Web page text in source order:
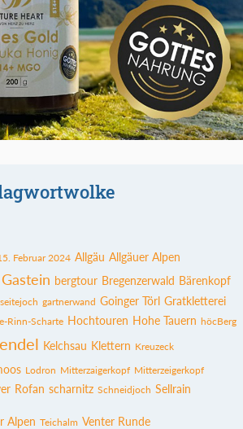
Februar 2024 Allgäu Allgäuer Alpen
bergtour Bregenzerwald Bärenkopf
gartnerwand Goinger Törl Gratkletterei
Rinn-Scharte Hochtouren Hohe Tauern höcBerg
Kelchsau Klettern Kreuzeck
Lodron Mitterzaigerkopf Mitterzeigerkopf
Rofan scharnitz Schneidjoch Sellrain
Alpen Teichalm Venter Runde